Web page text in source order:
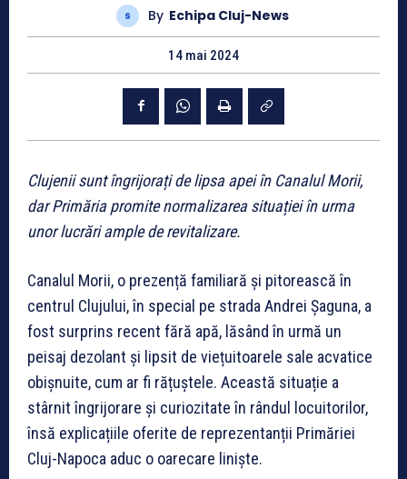
By Echipa Cluj-News
14 mai 2024
Clujenii sunt îngrijorați de lipsa apei în Canalul Morii,
dar Primăria promite normalizarea situației în urma
unor lucrări ample de revitalizare.
Canalul Morii, o prezență familiară și pitorească în
centrul Clujului, în special pe strada Andrei Șaguna, a
fost surprins recent fără apă, lăsând în urmă un
peisaj dezolant și lipsit de viețuitoarele sale acvatice
obișnuite, cum ar fi rățuștele. Această situație a
stârnit îngrijorare și curiozitate în rândul locuitorilor,
însă explicațiile oferite de reprezentanții Primăriei
Cluj-Napoca aduc o oarecare liniște.